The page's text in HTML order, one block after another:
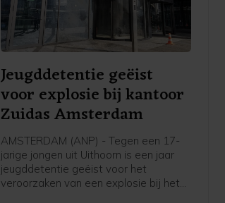
Jeugddetentie geëist
voor explosie bij kantoor
Zuidas Amsterdam
AMSTERDAM (ANP) - Tegen een 17-
jarige jongen uit Uithoorn is een jaar
jeugddetentie geëist voor het
veroorzaken van een explosie bij het